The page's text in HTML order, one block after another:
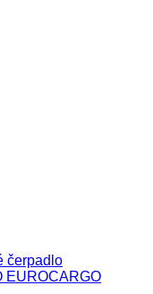
čerpadlo
EUROCARGO